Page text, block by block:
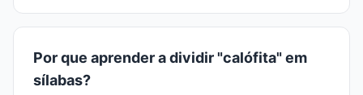
Por que aprender a dividir "calófita" em
sílabas?